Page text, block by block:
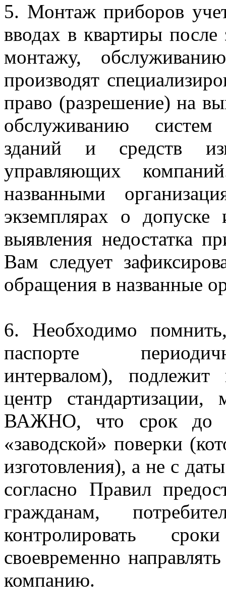
5. Монтаж приборов
вводах в квартиры
монтажу,
производят
право (разрешение) на
обслуживанию систем
зданий и средств
управляющих
названными
экземплярах о
выявления недостатка
Вам следует
обращения в названные
6. Необходимо
паспорте
интервалом),
центр стандартизации,
ВАЖНО, что срок до
«заводской» поверки
изготовления), а не с
согласно Правил
гражданам,
контролировать
своевременно
компанию.